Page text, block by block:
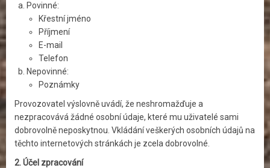
Povinné:
Křestní jméno
Příjmení
E-mail
Telefon
Nepovinné:
Poznámky
Provozovatel výslovně uvádí, že neshromažďuje a
nezpracovává žádné osobní údaje, které mu uživatelé sami
dobrovolně neposkytnou. Vkládání veškerých osobních údajů na
těchto internetových stránkách je zcela dobrovolné.
2. Účel zpracování